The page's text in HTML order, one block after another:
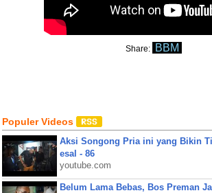
Share: BBM
Populer Videos
Aksi Songong Pria ini yang Bikin
esal - 86
youtube.com
Belum Lama Bebas, Bos Preman